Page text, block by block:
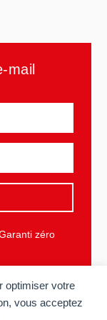
optimiser votre
vous acceptez
mail
zéro